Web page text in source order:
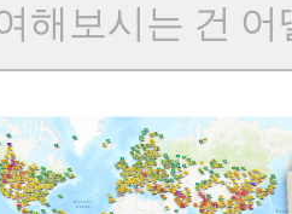
해보시는 건 어